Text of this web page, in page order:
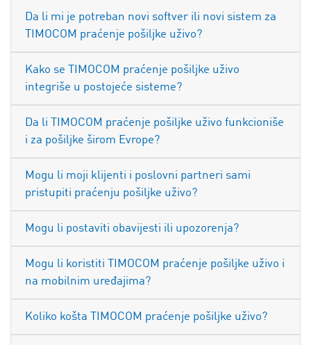
Da li mi je potreban novi softver ili novi sistem za
TIMOCOM praćenje pošiljke uživo?
Kako se TIMOCOM praćenje pošiljke uživo
integriše u postojeće sisteme?
Da li TIMOCOM praćenje pošiljke uživo funkcioniše
i za pošiljke širom Evrope?
Mogu li moji klijenti i poslovni partneri sami
pristupiti praćenju pošiljke uživo?
Mogu li postaviti obavijesti ili upozorenja?
Mogu li koristiti TIMOCOM praćenje pošiljke uživo i
na mobilnim uređajima?
Koliko košta TIMOCOM praćenje pošiljke uživo?